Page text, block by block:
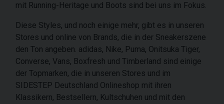
mit Running-Heritage und Boots sind bei uns im Fokus.
Diese Styles, und noch einige mehr, gibt es in unseren
Stores und online von Brands, die in der Sneakerszene
den Ton angeben. adidas, Nike, Puma, Onitsuka Tiger,
Converse, Vans, Boxfresh und Timberland sind einige
der Topmarken, die in unseren Stores und im
SIDESTEP Deutschland Onlineshop mit ihren
Klassikern, Bestsellern, Kultschuhen und mit den